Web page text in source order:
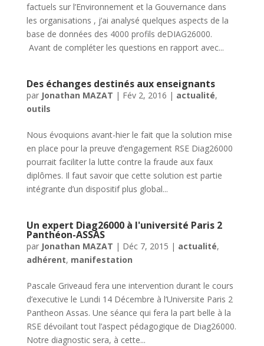
factuels sur l’Environnement et la Gouvernance dans
les organisations , j’ai analysé quelques aspects de la
base de données des 4000 profils deDIAG26000.
Avant de compléter les questions en rapport avec...
Des échanges destinés aux enseignants
par Jonathan MAZAT | Fév 2, 2016 | actualité,
outils
Nous évoquions avant-hier le fait que la solution mise
en place pour la preuve d’engagement RSE Diag26000
pourrait faciliter la lutte contre la fraude aux faux
diplômes. Il faut savoir que cette solution est partie
intégrante d’un dispositif plus global...
Un expert Diag26000 à l'université Paris 2
Panthéon-ASSAS
par Jonathan MAZAT | Déc 7, 2015 | actualité,
adhérent, manifestation
Pascale Griveaud fera une intervention durant le cours
d’executive le Lundi 14 Décembre à l’Universite Paris 2
Pantheon Assas. Une séance qui fera la part belle à la
RSE dévoilant tout l’aspect pédagogique de Diag26000.
Notre diagnostic sera, à cette...